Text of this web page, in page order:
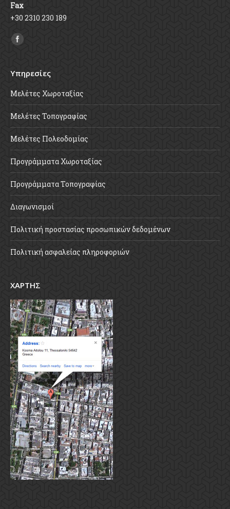
Fax
+30 2310 230 189
Find us on:
Υπηρεσίες
Μελέτες Χωροταξίας
Μελέτες Τοπογραφίας
Μελέτες Πολεοδομίας
Προγράμματα Χωροταξίας
Προγράμματα Τοπογραφίας
Διαγωνισμοί
Πολιτική προστασίας προσωπικών δεδομένων
Πολιτική ασφαλείας πληροφοριών
ΧΑΡΤΗΣ